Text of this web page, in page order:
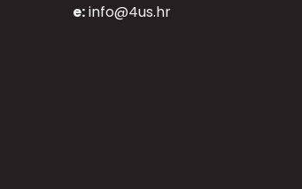
e:info@4us.hr